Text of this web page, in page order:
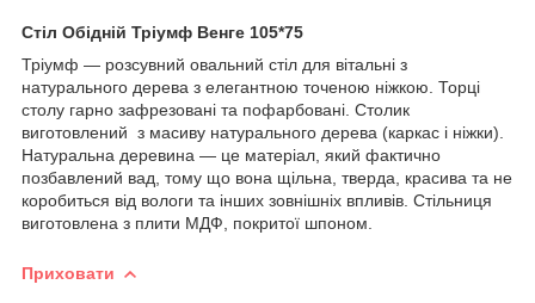
Стіл Обідній Тріумф Венге 105*75
Тріумф — розсувний овальний стіл для вітальні з
натурального дерева з елегантною точеною ніжкою. Торці
столу гарно зафрезовані та пофарбовані. Столик
виготовлений з масиву натурального дерева (каркас і ніжки).
Натуральна деревина — це матеріал, який фактично
позбавлений вад, тому що вона щільна, тверда, красива та не
коробиться від вологи та інших зовнішніх впливів. Стільниця
виготовлена з плити МДФ, покритої шпоном.
Приховати